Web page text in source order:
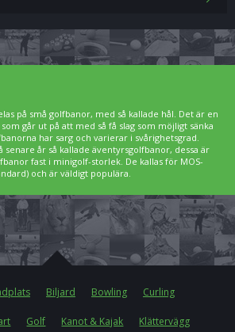
på små golfbanor, med så kallade hål. Det är en
går ut på att med så få slag som möjligt sänka
har sarg och varierar i svårighetsgrad.
senare år så kallade äventyrsgolfbanor, dessa är
fast i minigolf-storlek. De kallas för MOS-
och är väldigt populära.
Biljard Bowling Curling
Golf Kanot & Kajak Klättervägg